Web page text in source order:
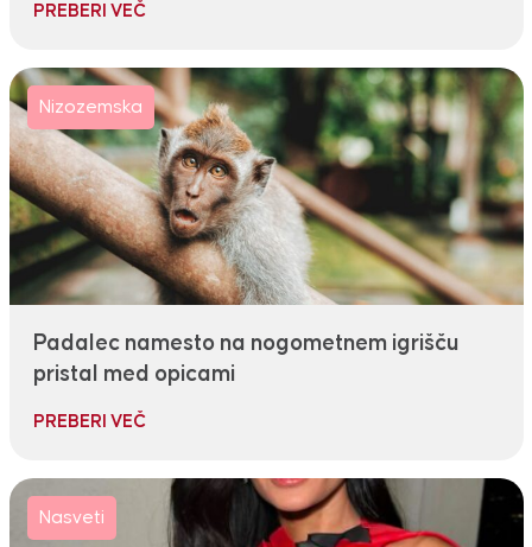
PREBERI VEČ
Nizozemska
Padalec namesto na nogometnem igrišču
pristal med opicami
PREBERI VEČ
Nasveti